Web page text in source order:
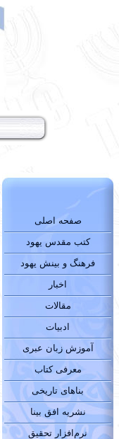
صفحه اصلی
کتب مقدس یهود
فرهنگ و بینش یهود
اخبار
مقالات
ادبیات
آموزش زبان عبری
معرفی کتاب
بناهای تاریخی
نشریه افق بینا
نرم‌افزار تحقیق